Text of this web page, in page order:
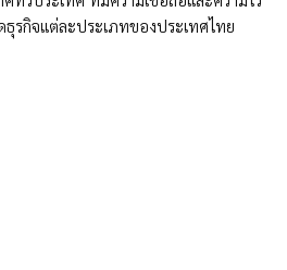
รกิจแต่ละประเภทของประเทศไทย